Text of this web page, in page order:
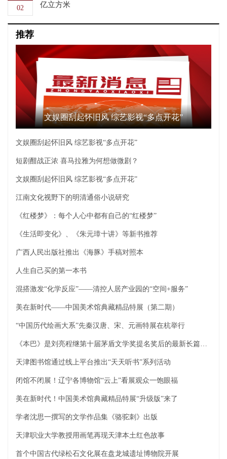
02
亿立方米
推荐
文娱圈刮起怀旧风 综艺影视“多点开花”
文娱圈刮起怀旧风 综艺影视“多点开花”
短剧酣战正浓 喜马拉雅为何想做微剧？
文娱圈刮起怀旧风 综艺影视“多点开花”
江南文化视野下的明清通俗小说研究
《红楼梦》：每个人心中都有自己的“红楼梦”
《生活即变化》、《朱元璋十讲》等新书推荐
广西人民出版社推出《海豚》手稿对照本
人生自己买的第一本书
混搭激发“化学反应”——清控人居产业园的“空间+服务”
美在新时代——中国美术馆典藏精品特展（第二期）
“中国历代绘画大系”先秦汉唐、宋、元画特展在杭举行
《本巴》是刘亮程继第十届茅盾文学奖提名奖后的最新长篇小说
天津图书馆通过线上平台推出“天天听书”系列活动
闭馆不闭展！辽宁各博物馆“云上”看展观众一饱眼福
美在新时代！中国美术馆典藏精品特展“升级版”来了
学者沈思一撰写的文学作品集《骆驼刺》出版
天津职业大学教授用画笔再现天津本土红色故事
首个中国古代绿松石文化展在盘龙城遗址博物院开展